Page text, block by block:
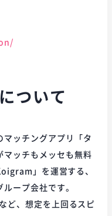
ついて
マッチングアプリ「タ
マッチもメッセも無料
」を運営する、
ープ会社です。
ど、想定を上回るスピ